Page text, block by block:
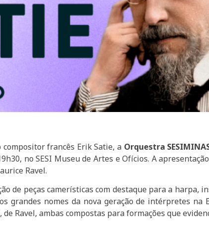
francês Erik Satie, a Orquestra
no SESI Museu de Artes e Ofícios. A
Ravel.
de peças camerísticas com destaque para a harpa,
grandes nomes da nova geração de intérpretes na
de Ravel, ambas compostas para formações que